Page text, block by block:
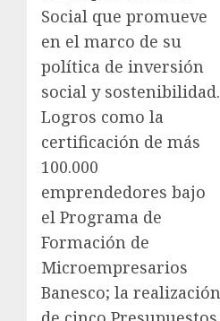
Social que promueve
en el marco de su
política de inversión
social y sostenibilidad.
Logros como la
certificación de más
100.000
emprendedores bajo
el Programa de
Formación de
Microempresarios
Banesco; la realización